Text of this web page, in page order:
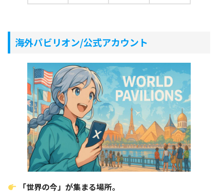
海外パビリオン/公式アカウント
「世界の今」が集まる場所。